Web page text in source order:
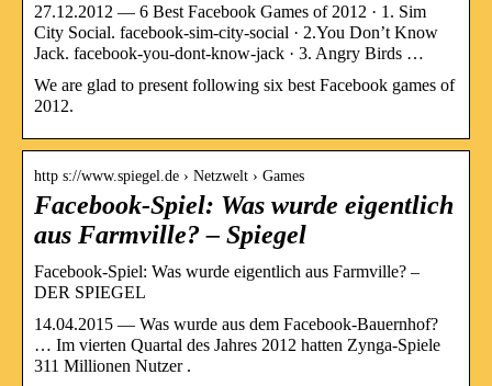
27.12.2012 — 6 Best Facebook Games of 2012 · 1. Sim
City Social. facebook-sim-city-social · 2.You Don’t Know
Jack. facebook-you-dont-know-jack · 3. Angry Birds …
We are glad to present following six best Facebook games of
2012.
http s://www.spiegel.de › Netzwelt › Games
Facebook-Spiel: Was wurde eigentlich
aus Farmville? – Spiegel
Facebook-Spiel: Was wurde eigentlich aus Farmville? –
DER SPIEGEL
14.04.2015 — Was wurde aus dem Facebook-Bauernhof?
… Im vierten Quartal des Jahres 2012 hatten Zynga-Spiele
311 Millionen Nutzer .